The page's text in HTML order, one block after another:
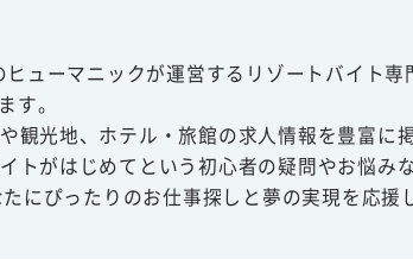
ューマニックが運営するリゾートバイト
す。
観光地、ホテル・旅館の求人情報を豊富に
トがはじめてという初心者の疑問やお悩み
にぴったりのお仕事探しと夢の実現を応援